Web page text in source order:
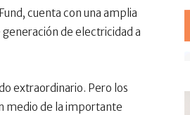
cuenta con una amplia
de electricidad a
extraordinario. Pero los
medio de la importante